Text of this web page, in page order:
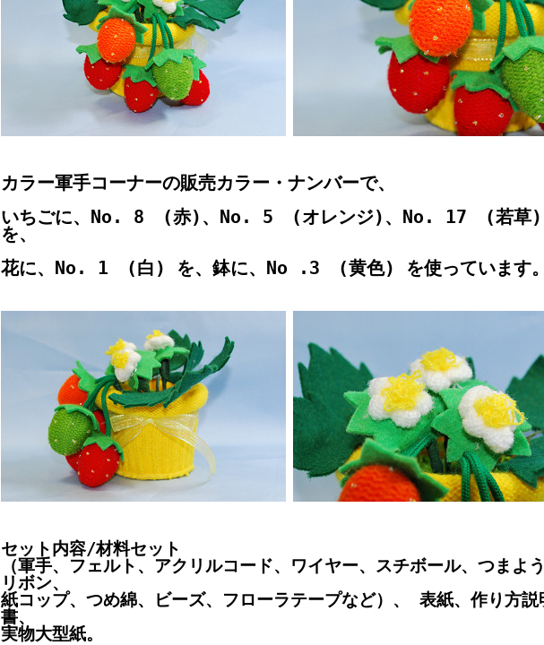
カラー軍手コーナーの販売カラー・ナンバーで、
いちごに、No. 8 (赤)、No. 5 (オレンジ)、No. 17 (若草)
を、
花に、No. 1 (白) を、鉢に、No .3 (黄色) を使っています。
セット内容/材料セット
（軍手、フェルト、アクリルコード、ワイヤー、スチボール、つまよう
リボン、
紙コップ、つめ綿、ビーズ、フローラテープなど）、 表紙、作り方説
書、
実物大型紙。